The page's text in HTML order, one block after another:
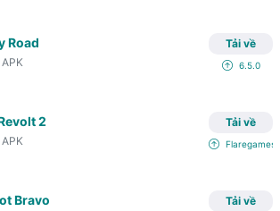
Road Tải về
6.5.0
2 Tải về
Flaregames
Bravo Tải về